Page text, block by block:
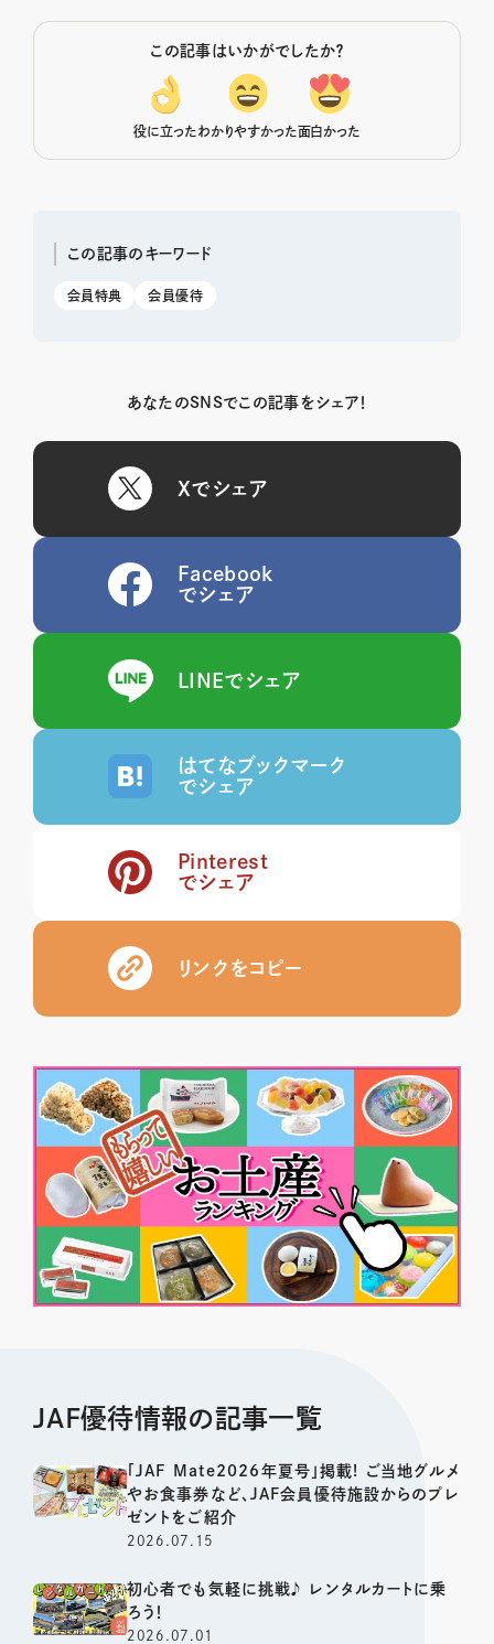
この記事はいかがでしたか？
役に立ったわかりやすかった面白かった
この記事のキーワード
会員特典 会員優待
あなたのSNSでこの記事をシェア！
Xでシェア
Facebook
でシェア
LINEでシェア
はてなブックマーク
でシェア
Pinterest
でシェア
リンクをコピー
JAF優待情報の記事一覧
「JAF Mate2026年夏号」掲載! ご当地グルメ
やお食事券など、JAF会員優待施設からのプレ
ゼントをご紹介
2026.07.15
初心者でも気軽に挑戦♪ レンタルカートに乗
ろう！
2026.07.01